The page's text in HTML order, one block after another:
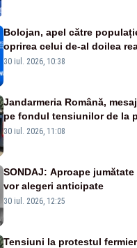
Bolojan, apel către
oprirea celui de-al doilea
Cernavodă: „Să își reducă
30 iul. 2026, 10:38
Jandarmeria Română,
pe fondul tensiunilor de la
masiv al fermierilor - VIDEO
30 iul. 2026, 11:08
SONDAJ: Aproape
vor alegeri anticipate
30 iul. 2026, 12:25
Tensiuni la protestul